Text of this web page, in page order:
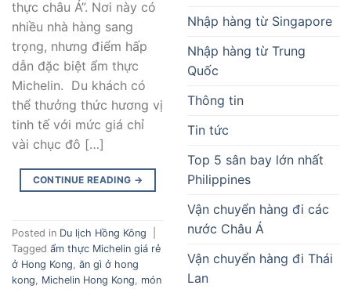
thực châu Á”. Nơi này có
nhiều nhà hàng sang
trọng, nhưng điểm hấp
dẫn đặc biệt ẩm thực
Michelin. Du khách có
thể thưởng thức hương vị
tinh tế với mức giá chỉ
vài chục đô […]
CONTINUE READING →
Posted in Du lịch Hồng Kông
Tagged ẩm thực Michelin giá rẻ
ở Hong Kong, ăn gì ở hong
kong, Michelin Hong Kong, món
Nhập hàng từ Singapore
Nhập hàng từ Trung
Quốc
Thông tin
Tin tức
Top 5 sân bay lớn nhất
Philippines
Vận chuyển hàng đi các
nước Châu Á
Vận chuyển hàng đi Thái
Lan